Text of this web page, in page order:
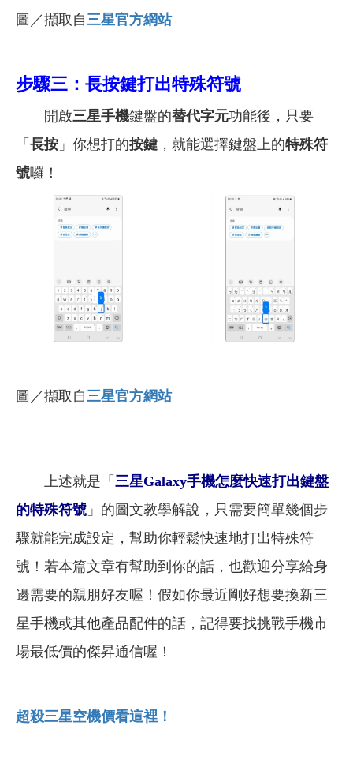
圖／擷取自 三星官方網站
步驟三：長按鍵打出特殊符號
開啟三星手機鍵盤的替代字元功能後，只要
「 長按 」你想打的按鍵 ，就能選擇鍵盤上的特殊符
號囉！
圖／擷取自三星官方網站
上述就是「 三星Galaxy手機怎麼快速打出鍵盤
的特殊符號 」的圖文教學解說，只需要簡單幾個步
驟就能完成設定，幫助你輕鬆快速地打出特殊符
號！ 若本篇文章有幫助到你的話，也歡迎分享給身
邊需要的親朋好友喔！假如你最近剛好想要換新三
星手機或其他產品配件的話，記得要找挑戰手機市
場最低價的傑昇通信喔！
超殺三星空機價看這裡！